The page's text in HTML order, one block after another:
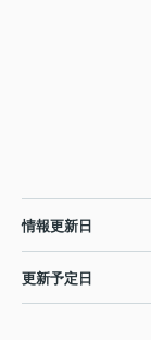
情報更新日
更新予定日